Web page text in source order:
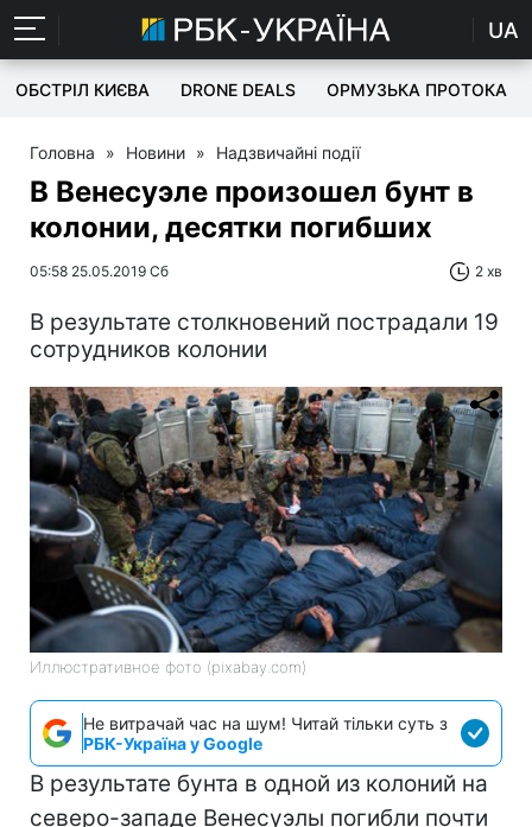
UA
ОБСТРІЛ КИЄВА DRONE DEALS ОРМУЗЬКА ПРОТОКА
Головна » Новини » Надзвичайні події
В Венесуэле произошел бунт в
колонии, десятки погибших
05:58 25.05.2019 Сб 2 хв
В результате столкновений пострадали 19
сотрудников колонии
Иллюстративное фото (pixabay.com)
Не витрачай час на шум! Читай тільки суть з
РБК-Україна у Google
В результате бунта в одной из колоний на
северо-западе Венесуэлы погибли почти